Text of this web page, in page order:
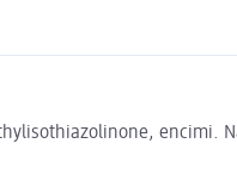
encimi.